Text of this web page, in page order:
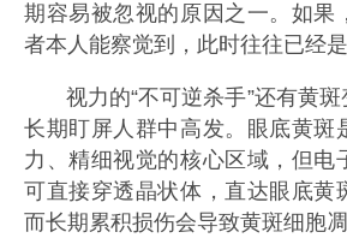
期容易被忽视的原因之一。如果
者本人能察觉到，此时往往已经是
视力的“不可逆杀手”还有黄
长期盯屏人群中高发。眼底黄斑
力、精细视觉的核心区域，但电
可直接穿透晶状体，直达眼底黄
而长期累积损伤会导致黄斑细胞凋